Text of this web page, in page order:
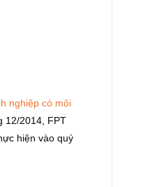
nghiệp có môi
12/2014, FPT
hiện vào quý